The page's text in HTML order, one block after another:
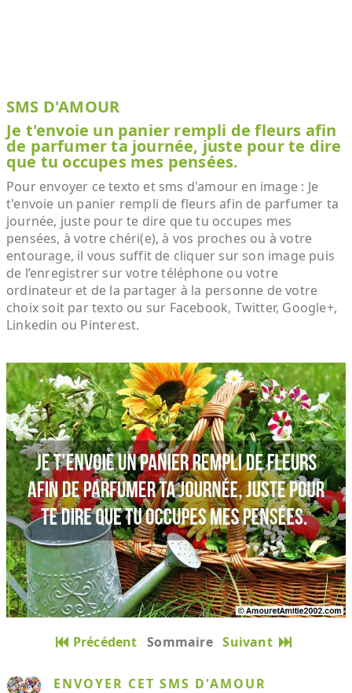
SMS D'AMOUR
Je t'envoie un panier rempli de fleurs afin
de parfumer ta journée, juste pour te dire
que tu occupes mes pensées.
Pour envoyer ce texto et sms d'amour en image : Je
t'envoie un panier rempli de fleurs afin de parfumer ta
journée, juste pour te dire que tu occupes mes
pensées, à votre chéri(e), à vos proches ou à votre
entourage, il vous suffit de cliquer sur son image puis
de l’enregistrer sur votre téléphone ou votre
ordinateur et de la partager à la personne de votre
choix soit par texto ou sur Facebook, Twitter, Google+,
Linkedin ou Pinterest.
Précédent Sommaire Suivant
ENVOYER CET SMS D'AMOUR